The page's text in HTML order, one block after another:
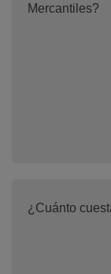
Mercantiles?
¿Cuánto